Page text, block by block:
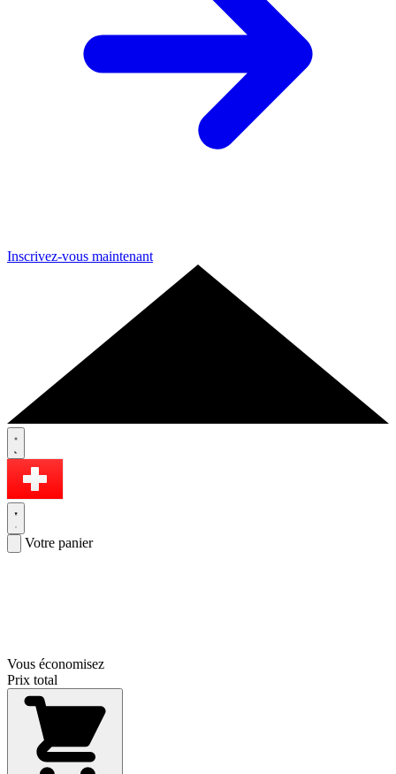
Inscrivez-vous maintenant
Votre panier
Vous économisez
Prix total